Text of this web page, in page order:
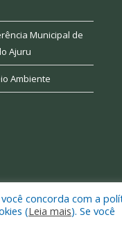
Municipal de
Ajuru
Ambiente
concorda com a
(Leia mais). Se você